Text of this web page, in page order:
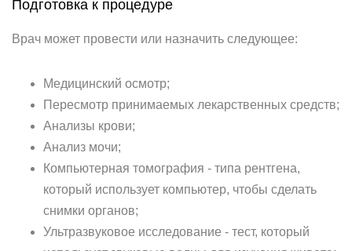
Подготовка к процедуре
Врач может провести или назначить следующее:
Медицинский осмотр;
Пересмотр принимаемых лекарственных средств;
Анализы крови;
Анализ мочи;
Компьютерная томография - типа рентгена,
который использует компьютер, чтобы сделать
снимки органов;
Ультразвуковое исследование - тест, который